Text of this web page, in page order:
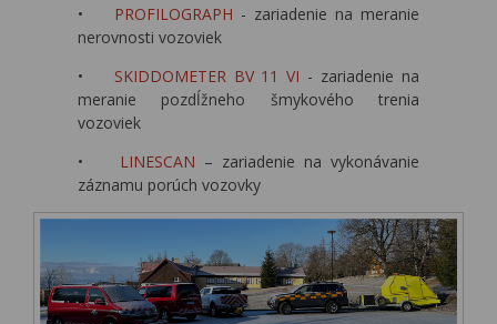
•
PROFILOGRAPH - zariadenie na meranie
nerovnosti vozoviek
• SKIDDOMETER BV 11 VI - zariadenie na
meranie pozdĺžneho šmykového trenia
vozoviek
•
LINESCAN – zariadenie na vykonávanie
záznamu porúch vozovky